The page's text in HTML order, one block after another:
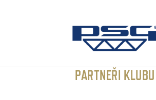
PARTNEŘI KLUBU